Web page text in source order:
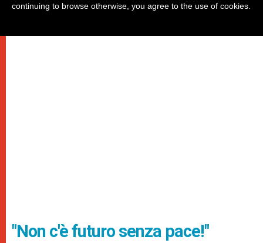
"Non c'è futuro senza pace!"
continuing to browse otherwise, you agree to the use of cookies.